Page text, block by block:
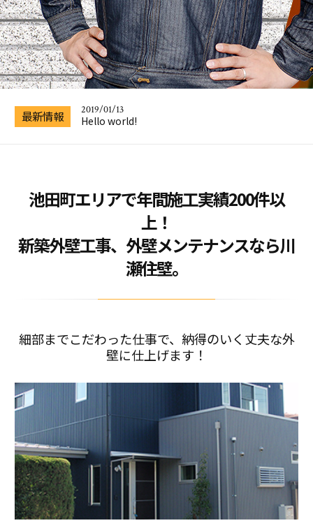
最新情報
2019/01/13
Hello world!
2019/01/14
Wordpressデフォルト設定表示
2019/01/13
Hello world!
池田町エリアで年間施工実績200件以
上！
新築外壁工事、外壁メンテナンスなら川
瀬住壁。
細部までこだわった仕事で、納得のいく丈夫な外
壁に仕上げます！